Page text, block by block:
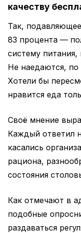
качеству
Так,
83 процента —
систему
Не наедаются,
Хотели бы
нравится еда
Своё мнение
Каждый ответил
касались
рациона,
состояния
Как отмечают в
подобные
раздаваться